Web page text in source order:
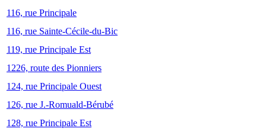
116, rue Principale
116, rue Sainte-Cécile-du-Bic
119, rue Principale Est
1226, route des Pionniers
124, rue Principale Ouest
126, rue J.-Romuald-Bérubé
128, rue Principale Est